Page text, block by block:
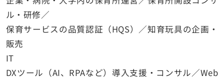
ル・研修／
保育サービスの品質認証（HQS）／知育玩具の企画・
販売
IT
DXツール（AI、RPAなど）導入支援・コンサル／Web